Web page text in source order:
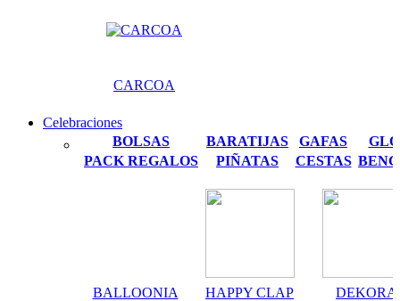
CARCOA
Celebraciones
BOLSAS
BARATIJAS GAFAS
PACK REGALOS
PIÑATAS CESTAS
BALLOONIA HAPPY CLAP
DEKORA